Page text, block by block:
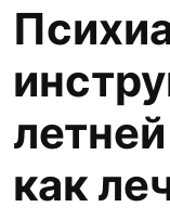
как